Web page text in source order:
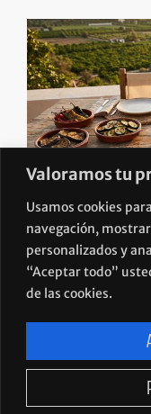
Valoramos tu
Usamos cookies
navegación,
personalizados y
“Aceptar todo”
de las cookies.
Turismo
razones para